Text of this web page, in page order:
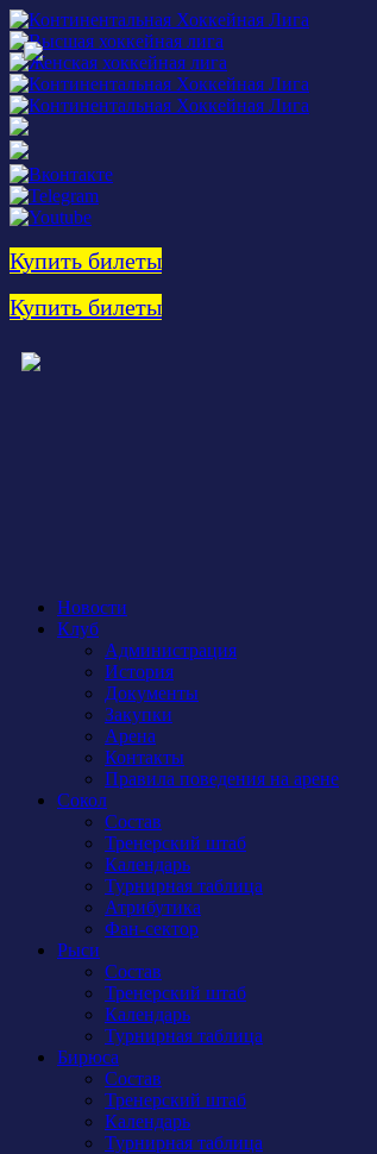
Купить билеты
Купить билеты
Новости
Клуб
Администрация
История
Документы
Закупки
Арена
Контакты
Правила поведения на арене
Сокол
Состав
Тренерский штаб
Календарь
Турнирная таблица
Атрибутика
Фан-сектор
Рыси
Состав
Тренерский штаб
Календарь
Турнирная таблица
Бирюса
Состав
Тренерский штаб
Календарь
Турнирная таблица